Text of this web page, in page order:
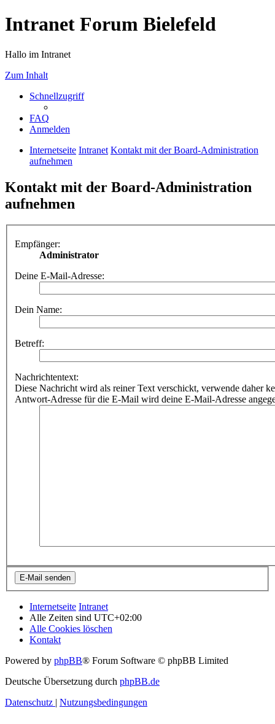
Intranet Forum Bielefeld
Hallo im Intranet
Zum Inhalt
Schnellzugriff
FAQ
Anmelden
Internetseite Intranet Kontakt mit der Board-Administration
aufnehmen
Kontakt mit der Board-Administration
aufnehmen
Empfänger:
Administrator
Deine E-Mail-Adresse:
Dein Name:
Betreff:
Nachrichtentext:
Diese Nachricht wird als reiner Text verschickt, verwende daher
Antwort-Adresse für die E-Mail wird deine E-Mail-Adresse
Internetseite Intranet
Alle Zeiten sind UTC+02:00
Alle Cookies löschen
Kontakt
Powered by phpBB® Forum Software © phpBB Limited
Deutsche Übersetzung durch phpBB.de
Datenschutz | Nutzungsbedingungen